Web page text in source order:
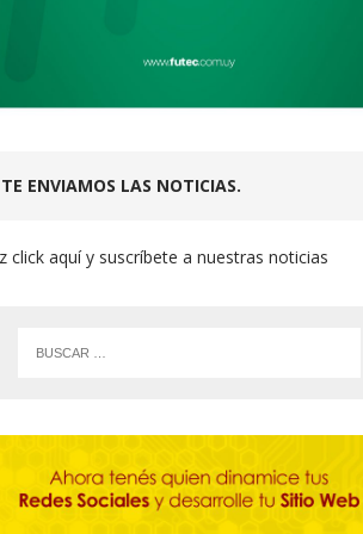
TE ENVIAMOS LAS NOTICIAS.
click aquí y suscríbete a nuestras noticias